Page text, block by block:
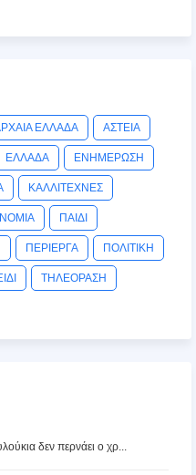
ΕΛΛΑΔΑ ΑΣΤΕΙΑ
ΕΛΛΑΔΑ ΕΝΗΜΕΡΩΣΗ
ΚΑΛΛΙΤΕΧΝΕΣ
ΠΑΙΔΙ
ΠΕΡΙΕΡΓΑ ΠΟΛΙΤΙΚΗ
ΤΗΛΕΟΡΑΣΗ
δεν περνάει ο χρ...